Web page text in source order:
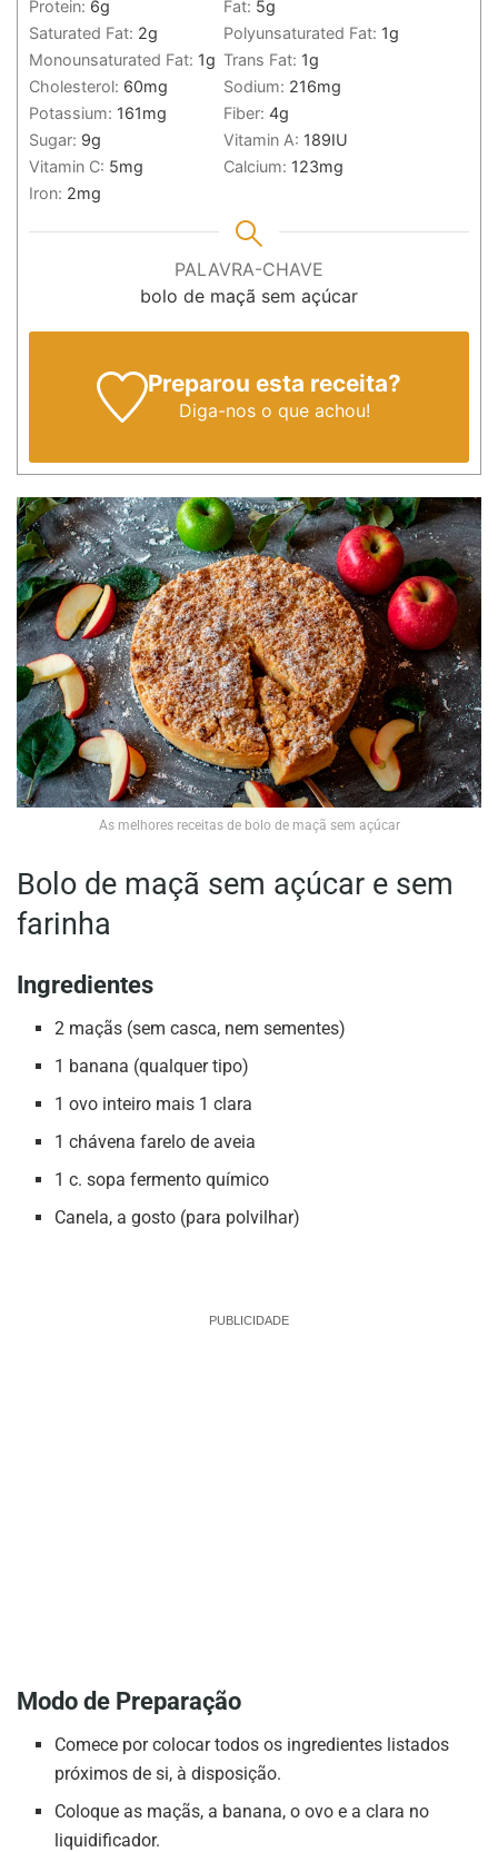
Protein: 6g Fat: 5g
Saturated Fat: 2g Polyunsaturated Fat: 1g
Monounsaturated Fat: 1g Trans Fat: 1g
Cholesterol: 60mg Sodium: 216mg
Potassium: 161mg Fiber: 4g
Sugar: 9g Vitamin A: 189IU
Vitamin C: 5mg Calcium: 123mg
Iron: 2mg
PALAVRA-CHAVE
bolo de maçã sem açúcar
Preparou esta receita?
Diga-noso que achou!
As melhores receitas de bolo de maçã sem açúcar
Bolo de maçã sem açúcar e sem
farinha
Ingredientes
2 maçãs (sem casca, nem sementes)
1 banana (qualquer tipo)
1 ovo inteiro mais 1 clara
1 chávena farelo de aveia
1 c. sopa fermento químico
Canela, a gosto (para polvilhar)
PUBLICIDADE
Modo de Preparação
Comece por colocar todos os ingredientes listados
próximos de si, à disposição.
Coloque as maçãs, a banana, o ovo e a clara no
liquidificador.